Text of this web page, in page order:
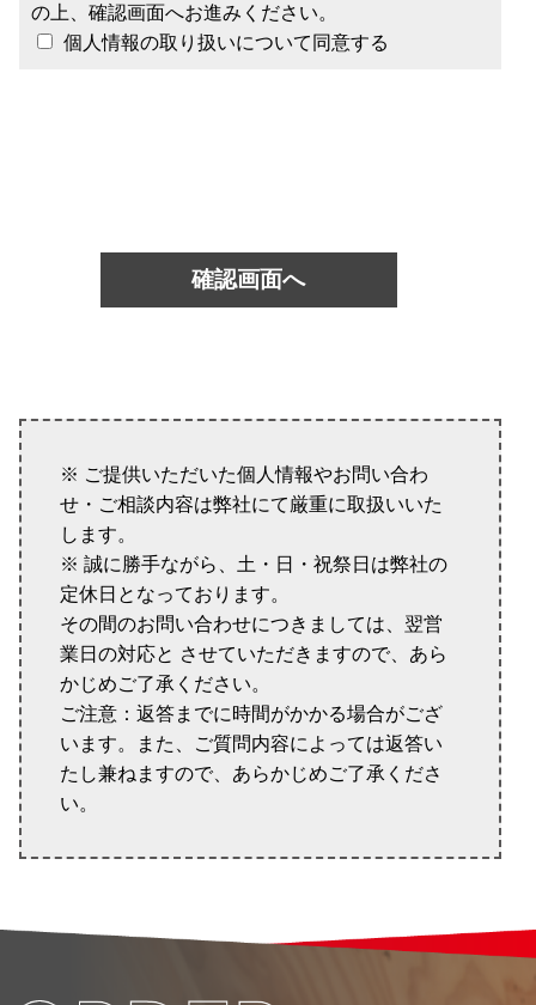
の上、確認画面へお進みください。
個人情報の取り扱いについて同意する
確認画面へ
※ ご提供いただいた個人情報やお問い合わ
せ・ご相談内容は弊社にて厳重に取扱いいた
します。
※ 誠に勝手ながら、土・日・祝祭日は弊社の
定休日となっております。
その間のお問い合わせにつきましては、翌営
業日の対応と させていただきますので、あら
かじめご了承ください。
ご注意：返答までに時間がかかる場合がござ
います。また、ご質問内容によっては返答い
たし兼ねますので、あらかじめご了承くださ
い。